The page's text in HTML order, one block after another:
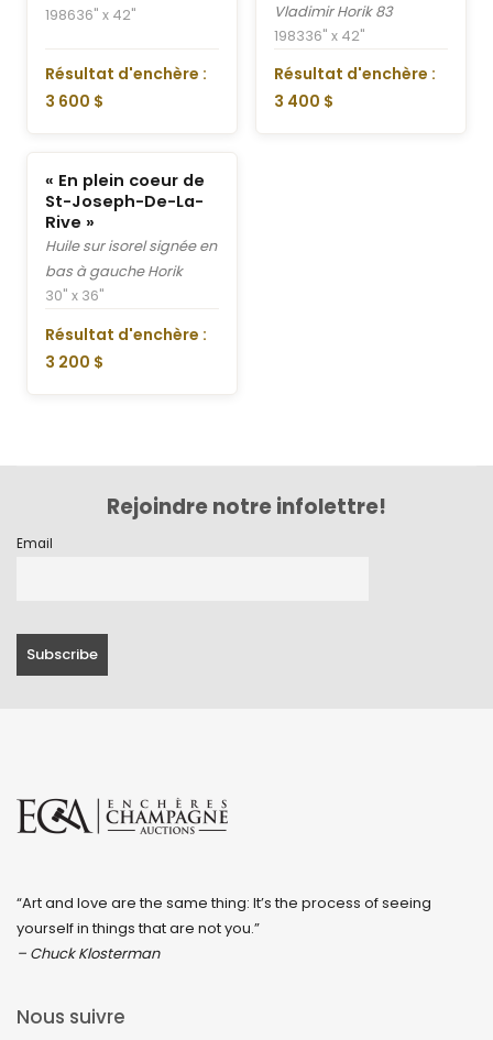
198636" x 42"
Résultat d'enchère :
3 600 $
Vladimir Horik 83
198336" x 42"
Résultat d'enchère :
3 400 $
« En plein coeur de
St-Joseph-De-La-
Rive »
Huile sur isorel signée en
bas à gauche Horik
30" x 36"
Résultat d'enchère :
3 200 $
Rejoindre notre infolettre!
Email
“Art and love are the same thing: It’s the process of seeing
yourself in things that are not you.”
– Chuck Klosterman
Nous suivre